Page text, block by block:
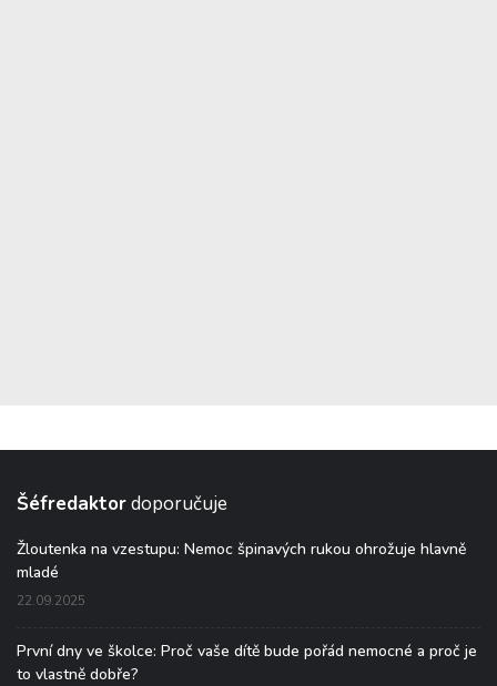
Šéfredaktordoporučuje
Žloutenka na vzestupu: Nemoc špinavých rukou ohrožuje hlavně
mladé
22.09.2025
První dny ve školce: Proč vaše dítě bude pořád nemocné a proč je
to vlastně dobře?